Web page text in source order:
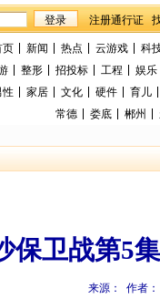
页 新闻 热点 云游戏
科
整形 招投标 工程
娱乐
性
家居 文化 硬件
育儿
常德
娄底 郴州
保卫战第5
来源： 作者：